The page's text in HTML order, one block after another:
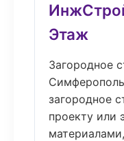
Этаж
Загородное
Симферополь
загородное
проекту или